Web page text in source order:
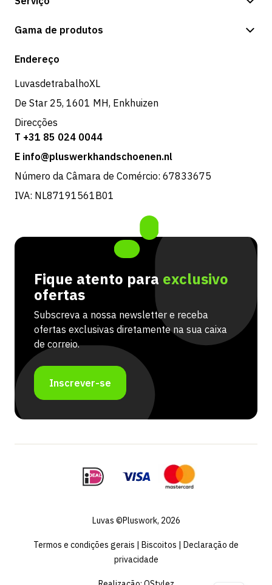
Opções de pagamento
Devoluções e serviço
Gama de produtos
Loja
Endereço
LuvasdetrabalhoXL
De Star 25, 1601 MH, Enkhuizen
Direcções
T +31 85 024 0044
E info@pluswerkhandschoenen.nl
Número da Câmara de Comércio: 67833675
IVA: NL87191561B01
Fique atento para exclusivo
ofertas
Subscreva a nossa newsletter e receba
ofertas exclusivas diretamente na sua caixa
de correio.
Inscrever-se
Luvas ©Pluswork, 2026
Termos e condições gerais | Biscoitos | Declaração de
privacidade